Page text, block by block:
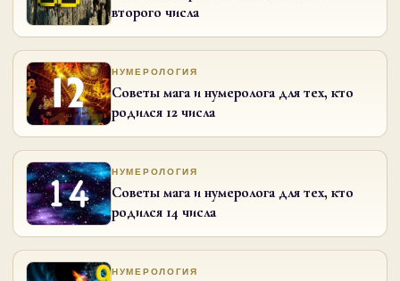
второго числа
НУМЕРОЛОГИЯ
Советы мага и нумеролога для тех, кто
родился 12 числа
НУМЕРОЛОГИЯ
Советы мага и нумеролога для тех, кто
родился 14 числа
НУМЕРОЛОГИЯ